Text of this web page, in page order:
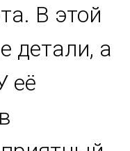
В этой
детали, а
её